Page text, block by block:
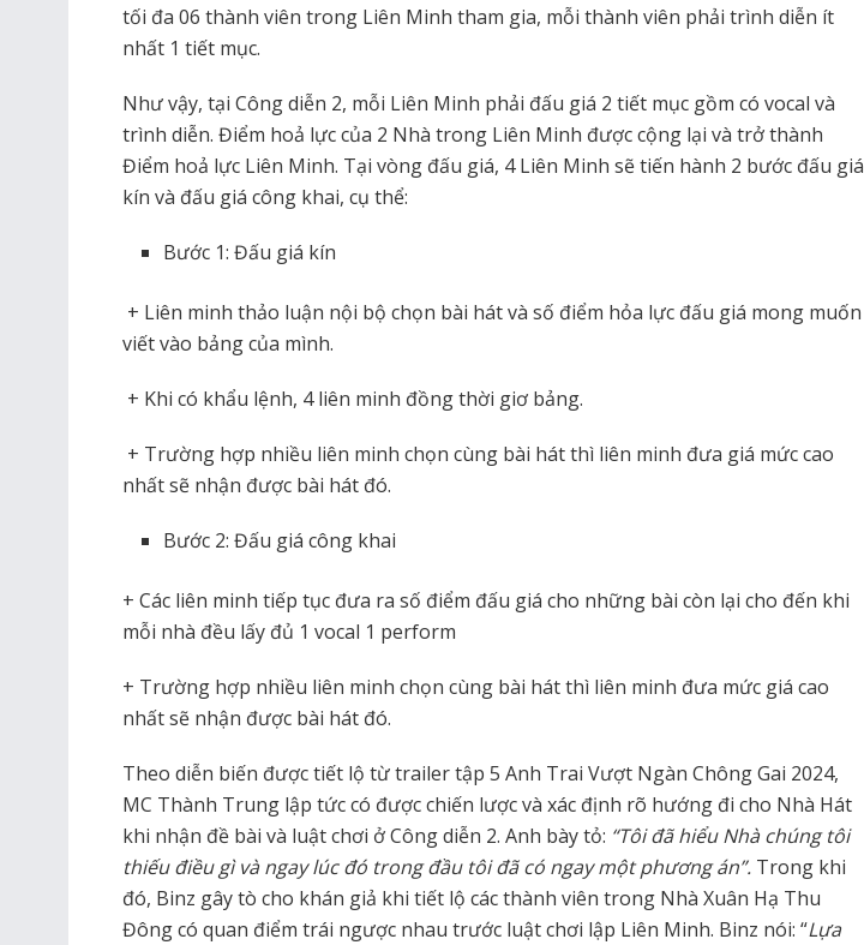
tối đa 06 thành viên trong Liên Minh tham gia, mỗi thành viên phải trình diễn ít
nhất 1 tiết mục.
Như vậy, tại Công diễn 2, mỗi Liên Minh phải đấu giá 2 tiết mục gồm có vocal và
trình diễn. Điểm hoả lực của 2 Nhà trong Liên Minh được cộng lại và trở thành
Điểm hoả lực Liên Minh. Tại vòng đấu giá, 4 Liên Minh sẽ tiến hành 2 bước đấu giá
kín và đấu giá công khai, cụ thể:
Bước 1: Đấu giá kín
+ Liên minh thảo luận nội bộ chọn bài hát và số điểm hỏa lực đấu giá mong muốn
viết vào bảng của mình.
+ Khi có khẩu lệnh, 4 liên minh đồng thời giơ bảng.
+ Trường hợp nhiều liên minh chọn cùng bài hát thì liên minh đưa giá mức cao
nhất sẽ nhận được bài hát đó.
Bước 2: Đấu giá công khai
+ Các liên minh tiếp tục đưa ra số điểm đấu giá cho những bài còn lại cho đến khi
mỗi nhà đều lấy đủ 1 vocal 1 perform
+ Trường hợp nhiều liên minh chọn cùng bài hát thì liên minh đưa mức giá cao
nhất sẽ nhận được bài hát đó.
Theo diễn biến được tiết lộ từ trailer tập 5 Anh Trai Vượt Ngàn Chông Gai 2024,
MC Thành Trung lập tức có được chiến lược và xác định rõ hướng đi cho Nhà Hát
khi nhận đề bài và luật chơi ở Công diễn 2. Anh bày tỏ: “Tôi đã hiểu Nhà chúng tôi
thiếu điều gì và ngay lúc đó trong đầu tôi đã có ngay một phương án”. Trong khi
đó, Binz gây tò cho khán giả khi tiết lộ các thành viên trong Nhà Xuân Hạ Thu
Đông có quan điểm trái ngược nhau trước luật chơi lập Liên Minh. Binz nói: “Lựa